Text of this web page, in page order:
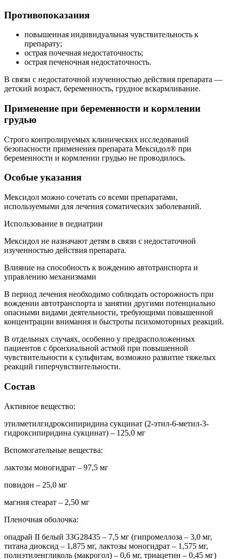
Противопоказания
повышенная индивидуальная чувствительность к
препарату;
острая почечная недостаточность;
острая печеночная недостаточность.
В связи с недостаточной изученностью действия препарата —
детский возраст, беременность, грудное вскармливание.
Применение при беременности и кормлении
грудью
Строго контролируемых клинических исследований
безопасности применения препарата Мексидол® при
беременности и кормлении грудью не проводилось.
Особые указания
Мексидол можно сочетать со всеми препаратами,
используемыми для лечения соматических заболеваний.
Использование в педиатрии
Мексидол не назначают детям в связи с недостаточной
изученностью действия препарата.
Влияние на способность к вождению автотранспорта и
управлению механизмами
В период лечения необходимо соблюдать осторожность при
вождении автотранспорта и занятии другими потенциально
опасными видами деятельности, требующими повышенной
концентрации внимания и быстроты психомоторных реакций.
В отдельных случаях, особенно у предрасположенных
пациентов с бронхиальной астмой при повышенной
чувствительности к сульфитам, возможно развитие тяжелых
реакций гиперчувствительности.
Состав
Активное вещество:
этилметилгидроксипиридина сукцинат (2-этил-6-метил-3-
гидроксипиридина сукцинат) – 125,0 мг
Вспомогательные вещества:
лактозы моногидрат – 97,5 мг
повидон – 25,0 мг
магния стеарат – 2,50 мг
Пленочная оболочка:
опадрай II белый 33G28435 – 7,5 мг (гипромеллоза – 3,0 мг,
титана диоксид – 1,875 мг, лактозы моногидрат – 1,575 мг,
полиэтиленгликоль (макрогол) – 0,6 мг, триацетин – 0,45 мг)